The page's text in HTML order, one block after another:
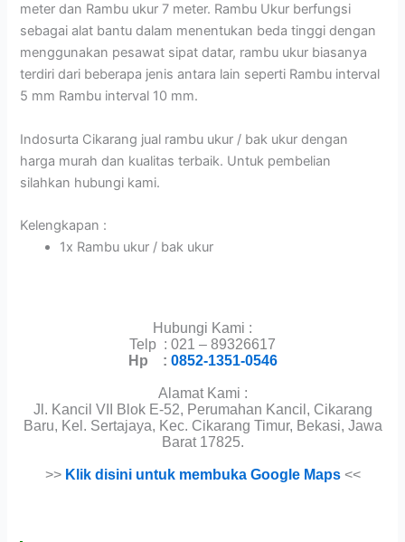
meter dan Rambu ukur 7 meter. Rambu Ukur berfungsi
sebagai alat bantu dalam menentukan beda tinggi dengan
menggunakan pesawat sipat datar, rambu ukur biasanya
terdiri dari beberapa jenis antara lain seperti Rambu interval
5 mm Rambu interval 10 mm.
Indosurta Cikarang jual rambu ukur / bak ukur dengan
harga murah dan kualitas terbaik. Untuk pembelian
silahkan hubungi kami.
Kelengkapan :
1x Rambu ukur / bak ukur
Hubungi Kami :
Telp : 021 – 89326617
Hp : 0852-1351-0546
Alamat Kami :
Jl. Kancil VII Blok E-52, Perumahan Kancil, Cikarang
Baru, Kel. Sertajaya, Kec. Cikarang Timur, Bekasi, Jawa
Barat 17825.
>> Klik disini untuk membuka Google Maps<<